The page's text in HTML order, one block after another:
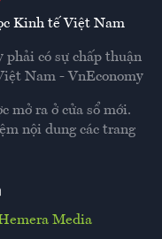
Media
Kinh tế Việt Nam
có sự chấp thuận
Nam - VnEconomy
mở ra ở cửa sổ mới.
nội dung các trang